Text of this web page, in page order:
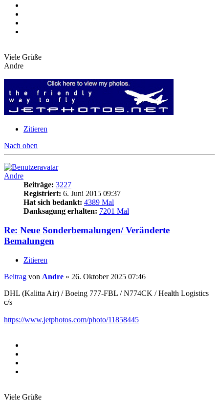
Viele Grüße
Andre
Zitieren
Nach oben
Andre
Beiträge: 3227
Registriert: 6. Juni 2015 09:37
Hat sich bedankt: 4389 Mal
Danksagung erhalten: 7201 Mal
Re: Neue Sonderbemalungen/ Veränderte
Bemalungen
Zitieren
Beitrag von Andre » 26. Oktober 2025 07:46
DHL (Kalitta Air) / Boeing 777-FBL / N774CK / Health Logistics
c/s
https://www.jetphotos.com/photo/11858445
Viele Grüße